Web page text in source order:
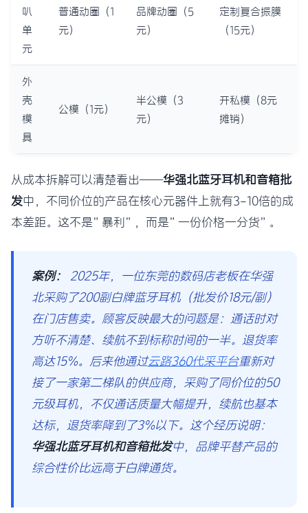
叭
单
元
普通动圈（1
元）
品牌动圈（5
元）
定制复合振膜
（15元）
外
壳
模
具
公模（1元）
半公模（3
元）
开私模（8元
摊销）
从成本拆解可以清楚看出——华强北蓝牙耳机和音箱批
发中，不同价位的产品在核心元器件上就有3-10倍的成
本差距。这不是”暴利”，而是”一份价格一分货”。
案例：
2025年，一位东莞的数码店老板在华强
北采购了200副白牌蓝牙耳机（批发价18元/副）
在门店售卖。顾客反映最大的问题是：通话时对
方听不清楚、续航不到标称时间的一半。退货率
高达15%。后来他通过云路360代采平台重新对
接了一家第二梯队的供应商，采购了同价位的50
元级耳机，不仅通话质量大幅提升，续航也基本
达标，退货率降到了3%以下。这个经历说明：
华强北蓝牙耳机和音箱批发中，品牌平替产品的
综合性价比远高于白牌通货。